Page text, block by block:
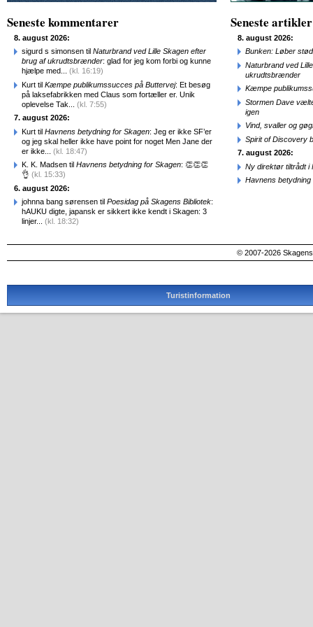
Seneste kommentarer
8. august 2026:
sigurd s simonsen til Naturbrand ved Lille Skagen efter
brug af ukrudtsbrænder: glad for jeg kom forbi og kunne
hjælpe med... (kl. 16:19)
Kurt til Kæmpe publikumssucces på Buttervej: Et besøg
på laksefabrikken med Claus som fortæller er. Unik
oplevelse Tak... (kl. 7:55)
7. august 2026:
Kurt til Havnens betydning for Skagen: Jeg er ikke SF’er
og jeg skal heller ikke have point for noget Men Jane der
er ikke... (kl. 18:47)
K. K. Madsen til Havnens betydning for Skagen: 👏👏👏
👌 (kl. 15:33)
6. august 2026:
johnna bang sørensen til Poesidag på Skagens Bibliotek:
hAUKU digte, japansk er sikkert ikke kendt i Skagen: 3
linjer... (kl. 18:32)
Seneste artikler
8. august 2026:
Bunken: Løber
Naturbrand ved
ukrudtsbrænder
Kæmpe
Stormen Dave
igen
Vind, svaller og
Spirit of Discovery
7. august 2026:
Ny direktør tiltrådt i
Havnens betydning
© 2007-2026
Turistinformation